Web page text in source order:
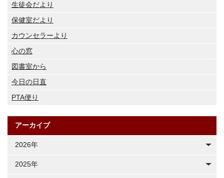
生徒会だより
保健室だより
カウンセラーより
心の窓
図書室から
今日の日直
PTA便り
アーカイブ
2026年
2025年